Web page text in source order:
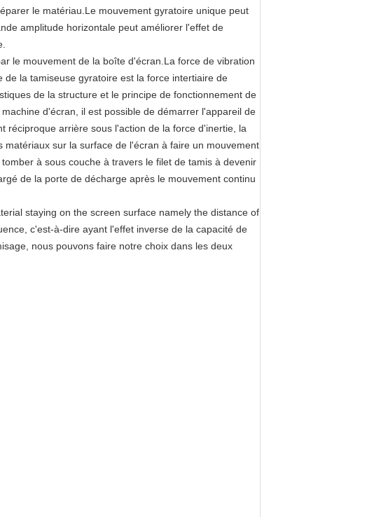
le matériau.Le mouvement gyratoire unique peut
amplitude horizontale peut améliorer l'effet de
le mouvement de la boîte d'écran.La force de vibration
la tamiseuse gyratoire est la force intertiaire de
de la structure et le principe de fonctionnement de
d'écran, il est possible de démarrer l'appareil de
réciproque arrière sous l'action de la force d'inertie, la
sur la surface de l'écran à faire un mouvement
à sous couche à travers le filet de tamis à devenir
de la porte de décharge après le mouvement continu
staying on the screen surface namely the distance of
c'est-à-dire ayant l'effet inverse de la capacité de
nous pouvons faire notre choix dans les deux